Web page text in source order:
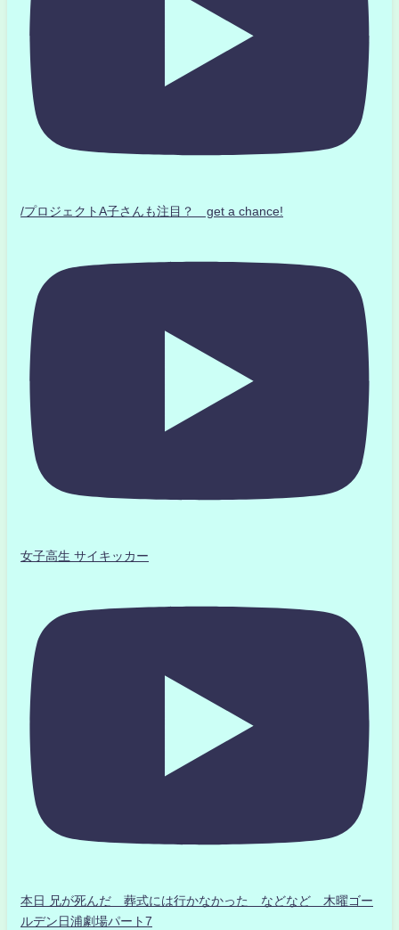
/プロジェクトA子さんも注目？ get a chance!
女子高生 サイキッカー
本日 兄が死んだ 葬式には行かなかった などなど 木曜ゴー
ルデン日浦劇場パート7